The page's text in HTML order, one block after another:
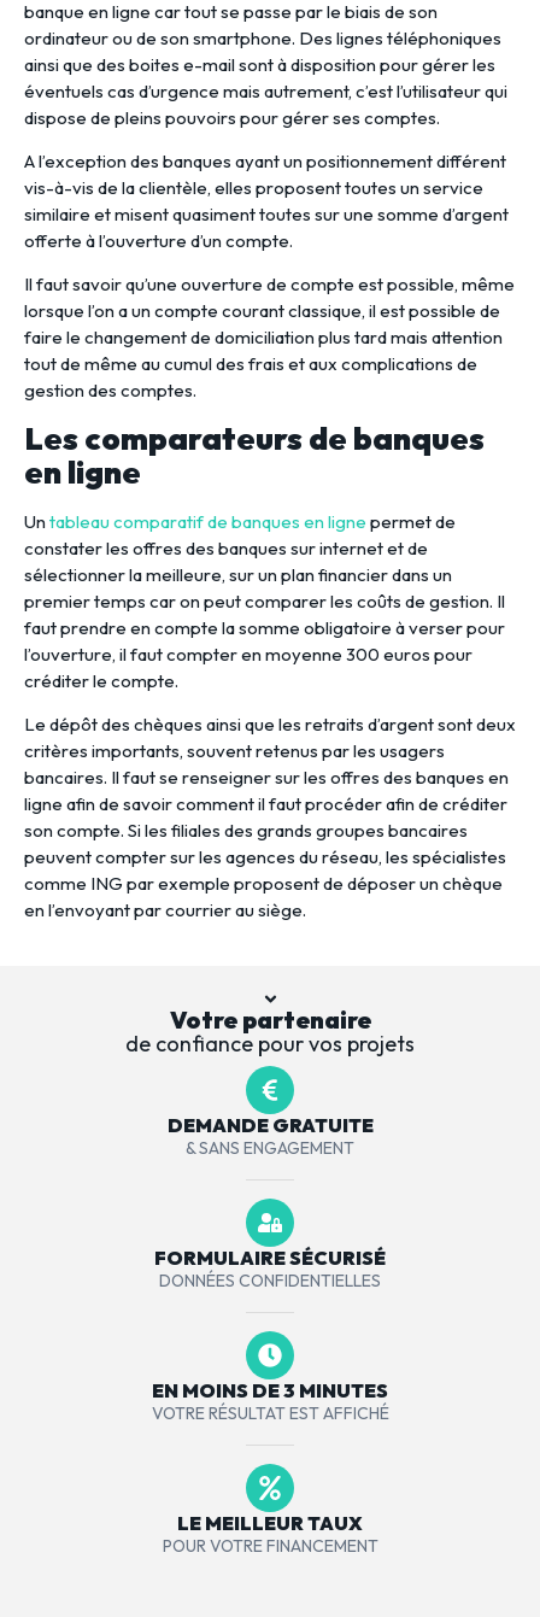
banque en ligne car tout se passe par le biais de son
ordinateur ou de son smartphone. Des lignes téléphoniques
ainsi que des boites e-mail sont à disposition pour gérer les
éventuels cas d’urgence mais autrement, c’est l’utilisateur qui
dispose de pleins pouvoirs pour gérer ses comptes.
A l’exception des banques ayant un positionnement différent
vis-à-vis de la clientèle, elles proposent toutes un service
similaire et misent quasiment toutes sur une somme d’argent
offerte à l’ouverture d’un compte.
Il faut savoir qu’une ouverture de compte est possible, même
lorsque l’on a un compte courant classique, il est possible de
faire le changement de domiciliation plus tard mais attention
tout de même au cumul des frais et aux complications de
gestion des comptes.
Les comparateurs de banques
en ligne
Un tableau comparatif de banques en ligne permet de
constater les offres des banques sur internet et de
sélectionner la meilleure, sur un plan financier dans un
premier temps car on peut comparer les coûts de gestion. Il
faut prendre en compte la somme obligatoire à verser pour
l’ouverture, il faut compter en moyenne 300 euros pour
créditer le compte.
Le dépôt des chèques ainsi que les retraits d’argent sont deux
critères importants, souvent retenus par les usagers
bancaires. Il faut se renseigner sur les offres des banques en
ligne afin de savoir comment il faut procéder afin de créditer
son compte. Si les filiales des grands groupes bancaires
peuvent compter sur les agences du réseau, les spécialistes
comme ING par exemple proposent de déposer un chèque
en l’envoyant par courrier au siège.
Votre partenaire
de confiance pour vos projets
DEMANDE GRATUITE
& SANS ENGAGEMENT
FORMULAIRE SÉCURISÉ
DONNÉES CONFIDENTIELLES
EN MOINS DE 3 MINUTES
VOTRE RÉSULTAT EST AFFICHÉ
LE MEILLEUR TAUX
POUR VOTRE FINANCEMENT